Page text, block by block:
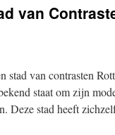
van
stad van contrasten
staat om zijn
Deze stad heeft